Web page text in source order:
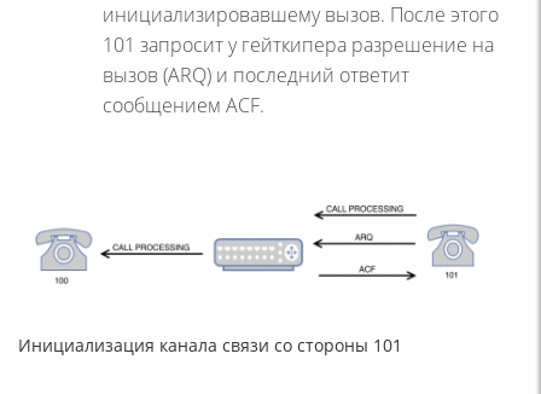
инициализировавшему вызов. После этого
101 запросит у гейткипера разрешение на
вызов (ARQ) и последний ответит
сообщением ACF.
Инициализация канала связи со стороны 101